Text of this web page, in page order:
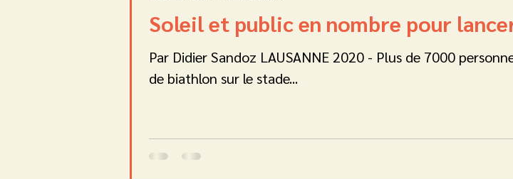
Soleil et public en nombre pour
Par Didier Sandoz LAUSANNE 2020 - Plus de 7000
de biathlon sur le stade...